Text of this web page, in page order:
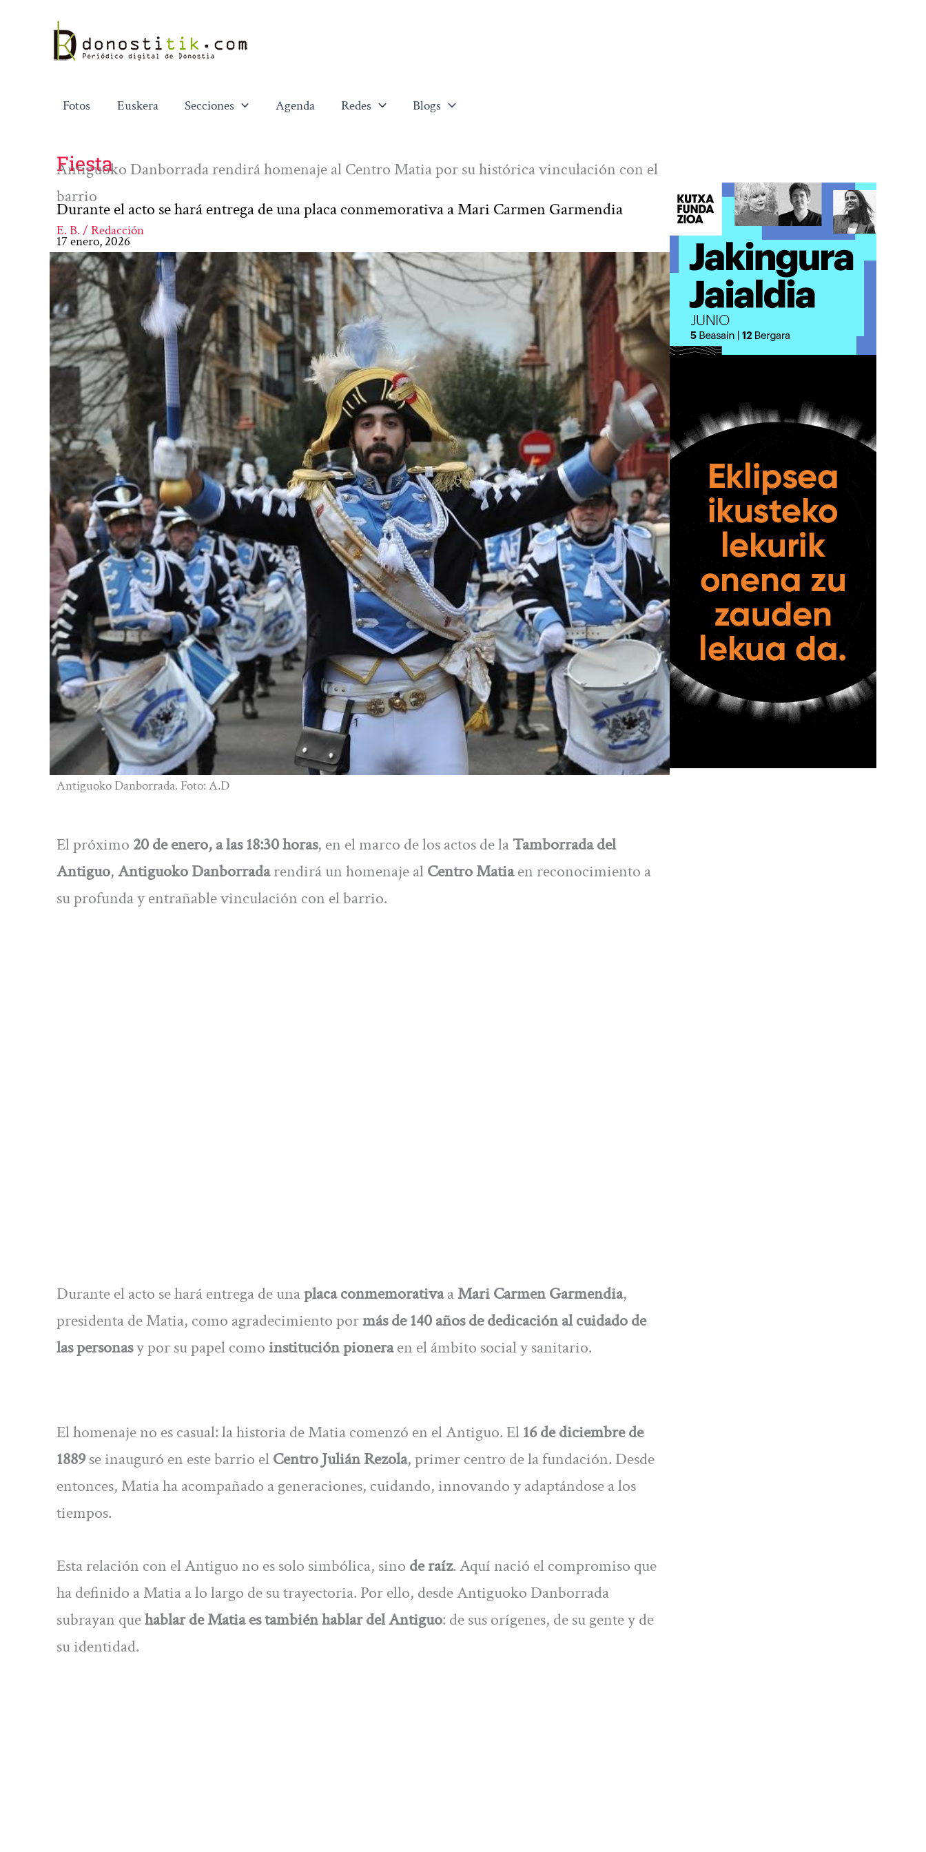
contenido
Fotos Euskera Secciones Agenda Redes Blogs
Fiesta
Antiguoko Danborrada rendirá homenaje al Centro Matia por su histórica vinculación con el
barrio
Durante el acto se hará entrega de una placa conmemorativa a Mari Carmen Garmendia
E. B. / Redacción
17 enero, 2026
Antiguoko Danborrada. Foto: A.D
El próximo 20 de enero, a las 18:30 horas, en el marco de los actos de laTamborrada del
Antiguo,Antiguoko Danborradarendirá un homenaje alCentro Matiaen reconocimiento a
su profunda y entrañable vinculación con el barrio.
Durante el acto se hará entrega de unaplaca conmemorativaaMari Carmen Garmendia,
presidenta de Matia, como agradecimiento pormás de 140 años de dedicación al cuidado de
las personasy por su papel como institución pioneraen el ámbito social y sanitario.
El homenaje no es casual: la historia de Matia comenzó en el Antiguo. El16 de diciembre de
1889se inauguró en este barrio elCentro Julián Rezola, primer centro de la fundación. Desde
entonces, Matia ha acompañado a generaciones, cuidando, innovando y adaptándose a los
tiempos.
Esta relación con el Antiguo no es solo simbólica, sino de raíz. Aquí nació el compromiso que
ha definido a Matia a lo largo de su trayectoria. Por ello, desde Antiguoko Danborrada
subrayan quehablar de Matia es también hablar del Antiguo: de sus orígenes, de su gente y de
su identidad.